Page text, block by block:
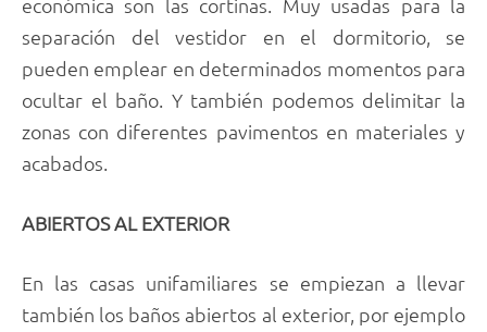
separación del vestidor en el dormitorio, se
pueden emplear en determinados momentos para
ocultar el baño. Y también podemos delimitar la
zonas con diferentes pavimentos en materiales y
acabados.
ABIERTOS AL EXTERIOR
En las casas unifamiliares se empiezan a llevar
también los baños abiertos al exterior, por ejemplo